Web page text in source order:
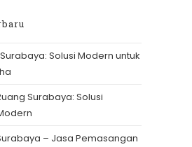
Solusi Modern untuk
Surabaya: Solusi
– Jasa Pemasangan